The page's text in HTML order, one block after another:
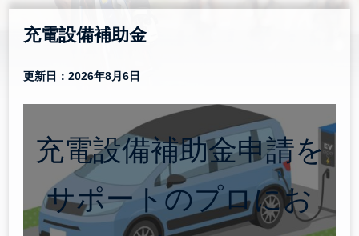
充電設備補助金
更新日：2026年8月6日
充電設備補助金申請を
サポートのプロにお